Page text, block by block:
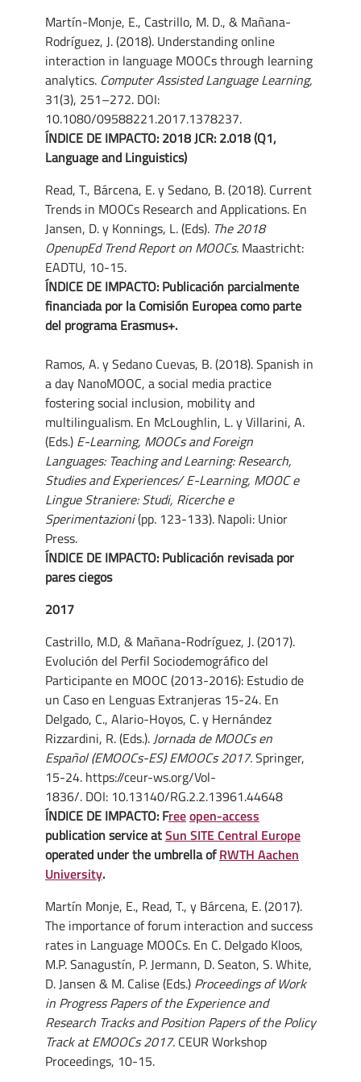
Martín-Monje, E., Castrillo, M. D., & Mañana-
Rodríguez, J. (2018). Understanding online
interaction in language MOOCs through learning
analytics. Computer Assisted Language Learning,
31(3), 251–272. DOI:
10.1080/09588221.2017.1378237.
ÍNDICE DE IMPACTO: 2018 JCR: 2.018 (Q1,
Language and Linguistics)
Read, T., Bárcena, E. y Sedano, B. (2018). Current
Trends in MOOCs Research and Applications. En
Jansen, D. y Konnings, L. (Eds). The 2018
OpenupEd Trend Report on MOOCs. Maastricht:
EADTU, 10-15.
ÍNDICE DE IMPACTO: Publicación parcialmente
financiada por la Comisión Europea como parte
del programa Erasmus+.
Ramos, A. y Sedano Cuevas, B. (2018). Spanish in
a day NanoMOOC, a social media practice
fostering social inclusion, mobility and
multilingualism. En McLoughlin, L. y Villarini, A.
(Eds.) E-Learning, MOOCs and Foreign
Languages: Teaching and Learning: Research,
Studies and Experiences/ E-Learning, MOOC e
Lingue Straniere: Studi, Ricerche e
Sperimentazioni(pp. 123-133). Napoli: Unior
Press.
ÍNDICE DE IMPACTO: Publicación revisada por
pares ciegos
2017
Castrillo, M.D, & Mañana-Rodríguez, J. (2017).
Evolución del Perfil Sociodemográfico del
Participante en MOOC (2013-2016): Estudio de
un Caso en Lenguas Extranjeras 15-24. En
Delgado, C., Alario-Hoyos, C. y Hernández
Rizzardini, R. (Eds.). Jornada de MOOCs en
Español (EMOOCs-ES) EMOOCs 2017.Springer,
15-24. https://ceur-ws.org/Vol-
1836/. DOI: 10.13140/RG.2.2.13961.44648
ÍNDICE DE IMPACTO: Freeopen-access
publication service atSun SITE Central Europe
operated under the umbrella ofRWTH Aachen
University.
Martín Monje, E., Read, T., y Bárcena, E. (2017).
The importance of forum interaction and success
rates in Language MOOCs. En C. Delgado Kloos,
M.P. Sanagustín, P. Jermann, D. Seaton, S. White,
D. Jansen & M. Calise (Eds.) Proceedings of Work
in Progress Papers of the Experience and
Research Tracks and Position Papers of the Policy
Track at EMOOCs 2017. CEUR Workshop
Proceedings, 10-15.